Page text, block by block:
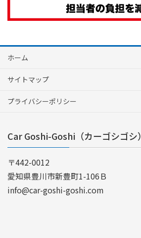
ホーム
サイトマップ
プライバシーポリシー
Car Goshi-Goshi（カーゴシゴシ）
〒442-0012
愛知県豊川市新豊町1-106Ｂ
info@car-goshi-goshi.com